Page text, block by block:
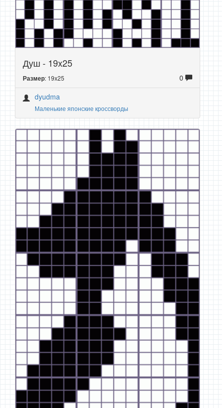
Душ - 19x25
Размер: 19x25
0
dyudma
Маленькие японские кроссворды